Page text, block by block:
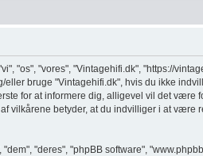
"os", "vores", "Vintagehifi.dk", "https://
bruge "Vintagehifi.dk", hvis du ikke
for at informere dig, alligevel vil det være
vilkårene betyder, at du indvilliger i at være
"deres", "phpBB software",